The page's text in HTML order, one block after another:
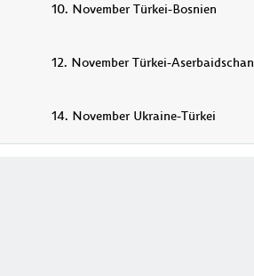
10. November Türkei-Bosnien
12. November Türkei-Aserbaidschan
14. November Ukraine-Türkei